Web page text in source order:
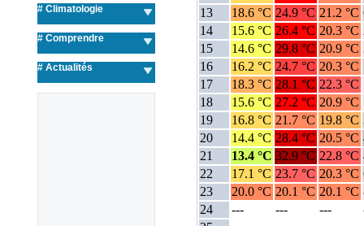
# Climatologie
# Comprendre
# Actualités